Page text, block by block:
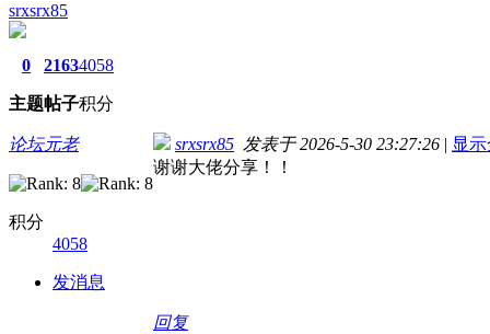
srxsrx85
0
主题
2163
帖子
4058
积分
论坛元老
积分
4058
发消息
srxsrx85 发表于 2026-5-30 23:27:26 | 显
谢谢大佬分享！！
回复